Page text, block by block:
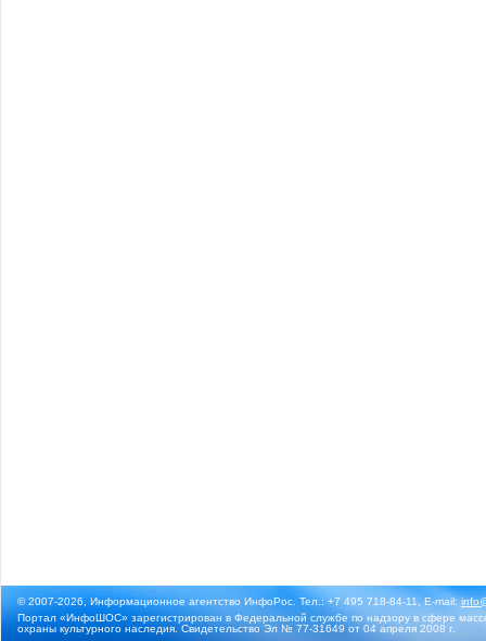
© 2007-2026, Информационное агентство ИнфоРос. Тел.: +7 495 718-84-11, E-mail:
Портал «ИнфоШОС» зарегистрирован в Федеральной службе по надзору в сфере
охраны культурного наследия. Свидетельство Эл № 77-31649 от 04 апреля 2008 г.